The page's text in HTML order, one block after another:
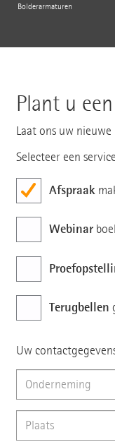
Bolderarmaturen
Plant u
Laat ons uw
Selecteer een
Afspraak
Webinar
Terugbellen
Uw